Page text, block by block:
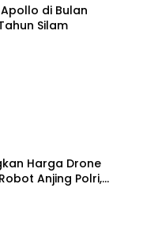
di Bulan
Silam
Harga Drone
Anjing Polri,